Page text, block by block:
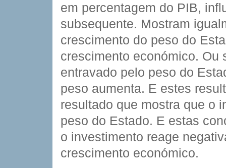
em percentagem do PIB,
subsequente. Mostram
crescimento do peso do
crescimento económico. Ou
entravado pelo peso do
peso aumenta. E estes
resultado que mostra que o
peso do Estado. E estas
o investimento reage
crescimento económico.